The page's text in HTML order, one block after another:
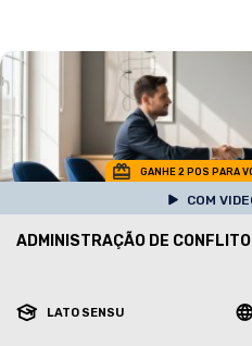
GANHE 2 POS PARA
COM
ADMINISTRAÇÃO DE
LATO SENSU